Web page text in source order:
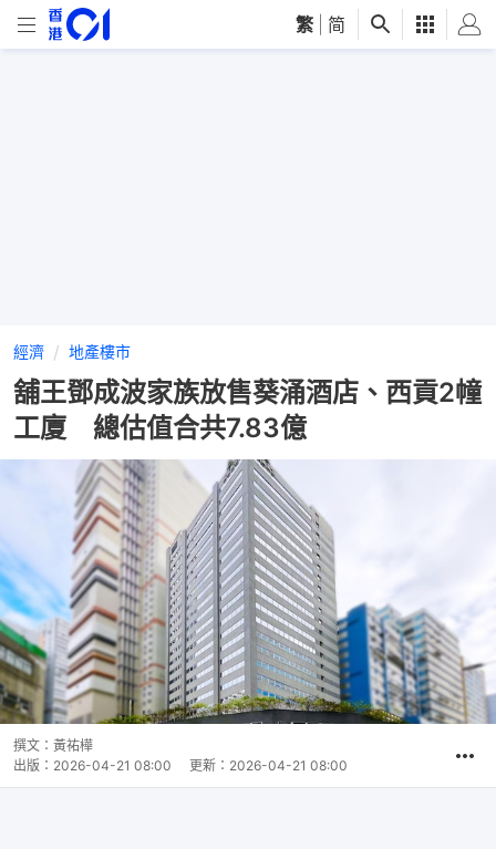
繁 简
經濟 地產樓市
舖王鄧成波家族放售葵涌酒店、西貢2幢
工廈 總估值合共7.83億
撰文： 黃祐樺
出版： 2026-04-21 08:00 更新： 2026-04-21 08:00